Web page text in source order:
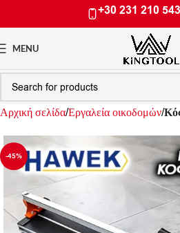
+30 231 210
MENU
Αρχική σελίδαΕργαλεία οικοδομών
-45%